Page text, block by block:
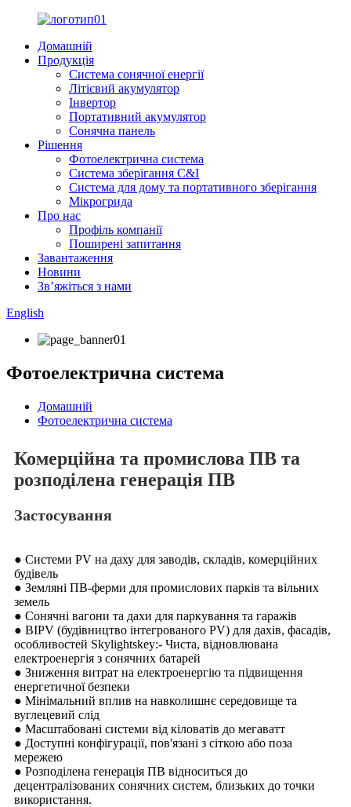
Домашній
Продукція
Система сонячної енергії
Літієвий акумулятор
Інвертор
Портативний акумулятор
Сонячна панель
Рішення
Фотоелектрична система
Система зберігання C&I
Система для дому та портативного зберігання
Мікрогрида
Про нас
Профіль компанії
Поширені запитання
Завантаження
Новини
Зв’яжіться з нами
English
Фотоелектрична система
Домашній
Фотоелектрична система
Комерційна та промислова ПВ та
розподілена генерація ПВ
Застосування
● Системи PV на даху для заводів, складів, комерційних
будівель
● Земляні ПВ-ферми для промислових парків та вільних
земель
● Сонячні вагони та дахи для паркування та гаражів
● BIPV (будівництво інтегрованого PV) для дахів, фасадів,
особливостей Skylightskey:- Чиста, відновлювана
електроенергія з сонячних батарей
● Зниження витрат на електроенергію та підвищення
енергетичної безпеки
● Мінімальний вплив на навколишнє середовище та
вуглецевий слід
● Масштабовані системи від кіловатів до мегаватт
● Доступні конфігурації, пов'язані з сіткою або поза
мережею
● Розподілена генерація ПВ відноситься до
децентралізованих сонячних систем, близьких до точки
використання.